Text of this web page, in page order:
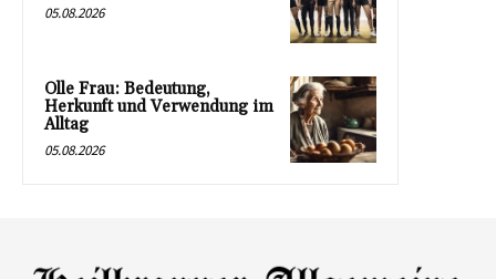
05.08.2026
Olle Frau: Bedeutung,
Herkunft und Verwendung im
Alltag
05.08.2026